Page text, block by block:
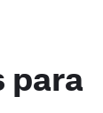
para